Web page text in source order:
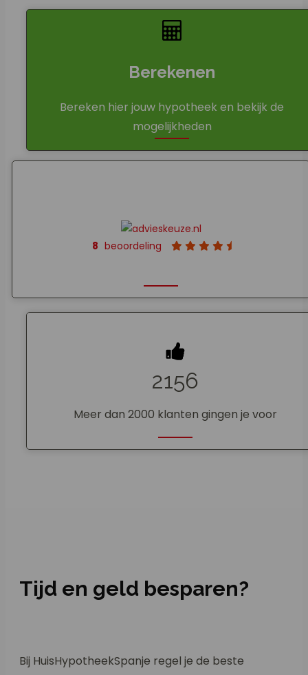
Berekenen
Bereken hier jouw hypotheek en bekijk de
mogelijkheden
8 beoordeling
2156
Meer dan 2000 klanten gingen je voor
Tijd en geld besparen?
Bij HuisHypotheekSpanje regel je de beste